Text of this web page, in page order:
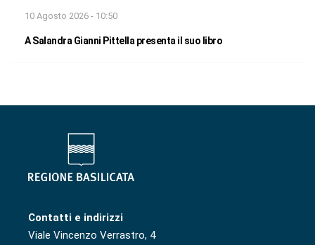
10 Agosto 2026 - 10:50
A Salandra Gianni Pittella presenta il suo libro
Contatti e indirizzi
Viale Vincenzo Verrastro, 4